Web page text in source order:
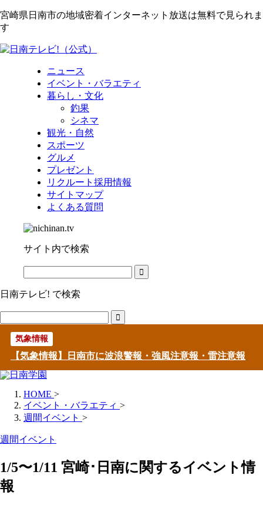
宮崎県日南市の地域密着インターネット放送は無料で見られま
す
ニュース
イベント・バラエティ
暮らし・文化
釣果
シネマ
観光・自然
スポーツ
グルメ
プレゼント
リクルート採用情報
サイトマップ
よくある質問
サイト内で検索
日南テレビ! で検索
気象情報
【気象情報】日南市に波浪警報・強風注意報・雷注意報
HOME >
イベント・バラエティ >
週間イベント >
週間イベント
1/5〜1/11 宮崎･日南に関するイベント情
報